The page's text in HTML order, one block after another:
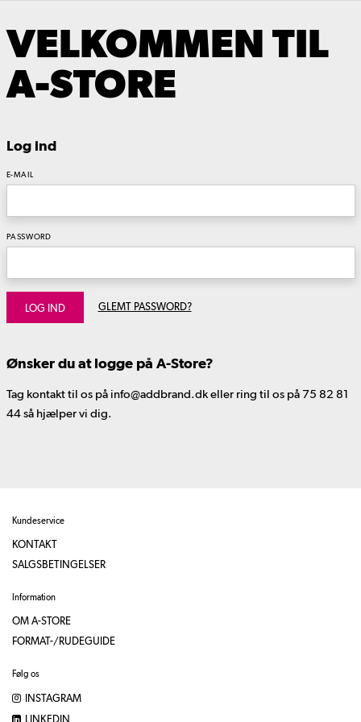
VELKOMMEN TIL
A-STORE
Log ind
E-MAIL
PASSWORD
LOG IND GLEMT PASSWORD?
Ønsker du at logge på A-Store?
Tag kontakt til os på info@addbrand.dk eller ring til os på 75 82 81
44 så hjælper vi dig.
Kundeservice
KONTAKT
SALGSBETINGELSER
Information
OM A-STORE
FORMAT-/RUDEGUIDE
Følg os
INSTAGRAM